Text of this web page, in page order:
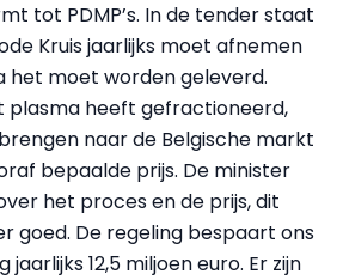
tot PDMP’s. In de tender staat
Kruis jaarlijks moet afnemen
het moet worden geleverd.
plasma heeft gefractioneerd,
naar de Belgische markt
bepaalde prijs. De minister
het proces en de prijs, dit
goed. De regeling bespaart ons
12,5 miljoen euro. Er zijn